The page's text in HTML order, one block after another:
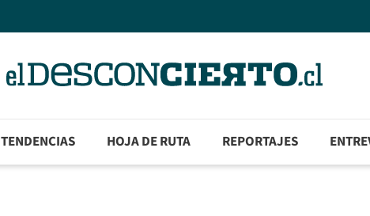
TENDENCIAS HOJA DE RUTA REPORTAJES